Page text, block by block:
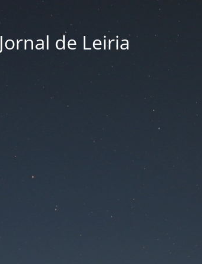
Jornal de Leiria